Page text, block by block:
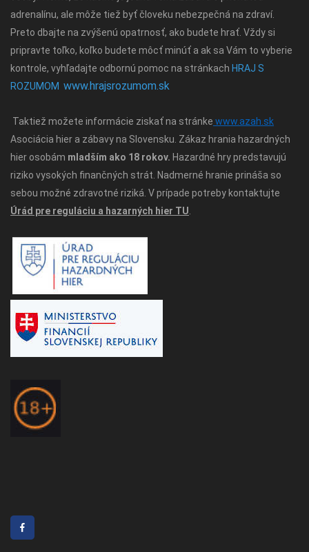
adrenalínu, ale môže tiež byť človeku nebezpečná na zdraví.
Preto dbajte na zvýšenú opatrnosť, ako budete hrať. Vždy si
pripravte toľko, koľko budete môcť minúť a ak sa Vám to vyberie
kontrole, vyhľadajte odbornú pomoc na stránkach HRAJ S
ROZUMOM www.hrajsrozumom.sk
Taktiež možete informácie ziskať na stránke www.azah.sk
Asociácia hier a zábavy na Slovensku. Zákaz hrania hazardných
hier osobám mladším ako 18 rokov. Hazardné hry predstavujú
riziko vysokých finančných strát. Nadmerné hranie prináša so
sebou možné zdravotné riziká. V prípade potreby kontaktujte
Úrád pre reguláciu a hazarných hier TU.